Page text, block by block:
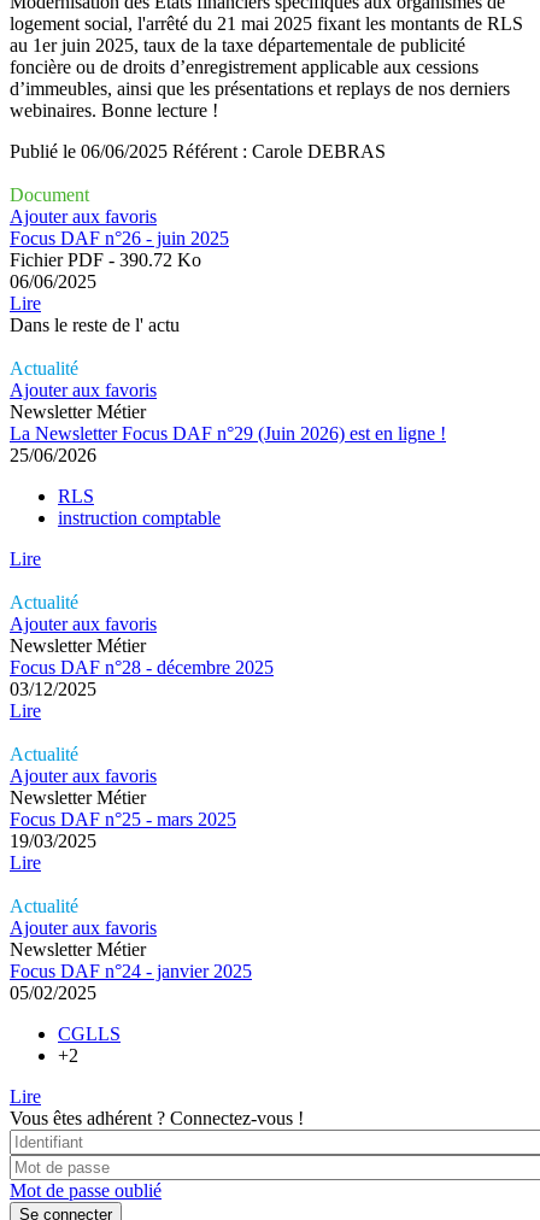
logement social, l'arrêté du 21 mai 2025 fixant les montants de RLS
au 1er juin 2025, taux de la taxe départementale de publicité
foncière ou de droits d’enregistrement applicable aux cessions
d’immeubles, ainsi que les présentations et replays de nos derniers
webinaires. Bonne lecture !
Publié le 06/06/2025 Référent : Carole DEBRAS
Document
Ajouter aux favoris
Focus DAF n°26 - juin 2025
Fichier PDF - 390.72 Ko
06/06/2025
Lire
Dans le reste de l' actu
Actualité
Ajouter aux favoris
Newsletter Métier
La Newsletter Focus DAF n°29 (Juin 2026) est en ligne !
25/06/2026
RLS
instruction comptable
Lire
Actualité
Ajouter aux favoris
Newsletter Métier
Focus DAF n°28 - décembre 2025
03/12/2025
Lire
Actualité
Ajouter aux favoris
Newsletter Métier
Focus DAF n°25 - mars 2025
19/03/2025
Lire
Actualité
Ajouter aux favoris
Newsletter Métier
Focus DAF n°24 - janvier 2025
05/02/2025
CGLLS
+2
Lire
Vous êtes adhérent ? Connectez-vous !
Mot de passe oublié